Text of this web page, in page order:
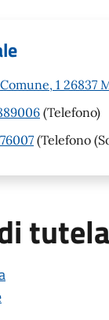
1 26837
(Telefono)
(Telefono
tutela